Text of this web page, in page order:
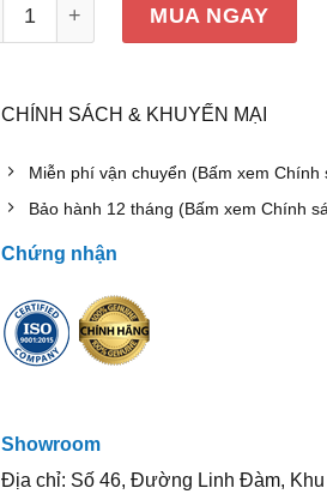
MUA NGAY
CHÍNH SÁCH & KHUYẾN MẠI
Miễn phí vận chuyển (Bấm xem Chính
Bảo hành 12 tháng (Bấm xem Chính
Chứng nhận
Showroom
Địa chỉ: Số 46, Đường Linh Đàm,